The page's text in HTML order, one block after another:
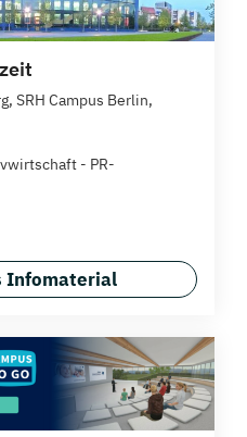
SRH Campus Berlin,
- PR-
Infomaterial